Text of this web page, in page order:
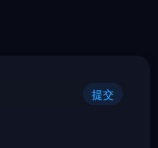
提交